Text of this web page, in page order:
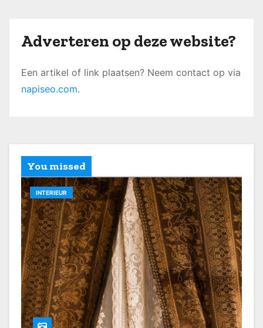
Adverteren op deze website?
Een artikel of link plaatsen? Neem contact op via
napiseo.com.
You missed
INTERIEUR